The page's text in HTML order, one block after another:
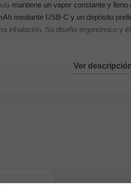
mantiene un vapor constante y
mediante USB-C y un depósito
inhalación. Su diseño ergonómico y
dentro de nuestracategoría de